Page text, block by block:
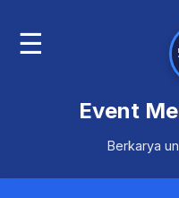
☰
Event
Berkarya